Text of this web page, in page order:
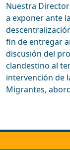
Nuestra
a exponer ante
fin de entregar
discusión del
clandestino al
intervención de
Migrantes,